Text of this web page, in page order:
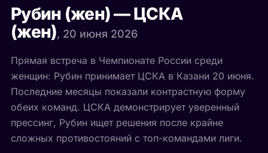
Рубин (жен) — ЦСКА
(жен), 20 июня 2026
Прямая встреча в Чемпионате России среди
женщин: Рубин принимает ЦСКА в Казани 20 июня.
Последние месяцы показали контрастную форму
обеих команд. ЦСКА демонстрирует уверенный
прессинг, Рубин ищет решения после крайне
сложных противостояний с топ-командами лиги.